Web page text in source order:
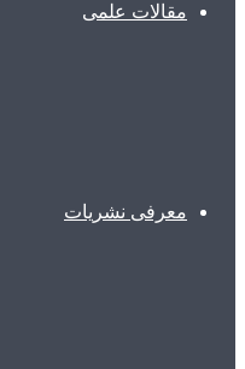
مقالات علمی
معرفی نشریات